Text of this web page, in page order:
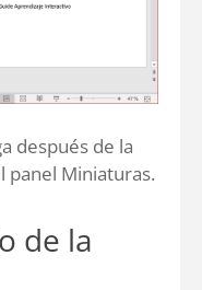
después de la
panel Miniaturas.
de la